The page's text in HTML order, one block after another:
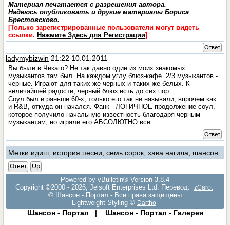
Материал печатается с разрешения автора.
Надеюсь опубликовать и другие материалы Бориса
Брестовского.
[Только зарегистрированные пользователи могут видеть
ссылки. Нажмите Здесь для Регистрации]
Ответ
ladymybizwin 21:22 10.01.2011
Вы были в Чикаго? Не так давно один из моих знакомых
музыкантов там был. На каждом углу блюз-кафе. 2/3 музыкантов -
черные. Играют для таких же черных и таких же белых. К
величайшей радости, черный блюз есть до сих пор.
Соул был и раньше 60-х, только его так не называли, впрочем как
и R&B, откуда он начался. Фанк - ЛОГИЧНОЕ продолжение соул,
которое получило начальную известность благодаря черным
музыкантам, но играли его АБСОЛЮТНО все.
Ответ
Метки:идиш история песни ,семь сорок ,хава нагила шансон
Ответ
Up
Powered by vBulletin® Version 3.8.4
Copyright ©2000 - 2026, Jelsoft Enterprises Ltd. Перевод:
zCarot
© Шансон - Портал - Все права защищены
Lightweight Styling © Dartho
Шансон - Портал | Шансон - Портал - Галерея